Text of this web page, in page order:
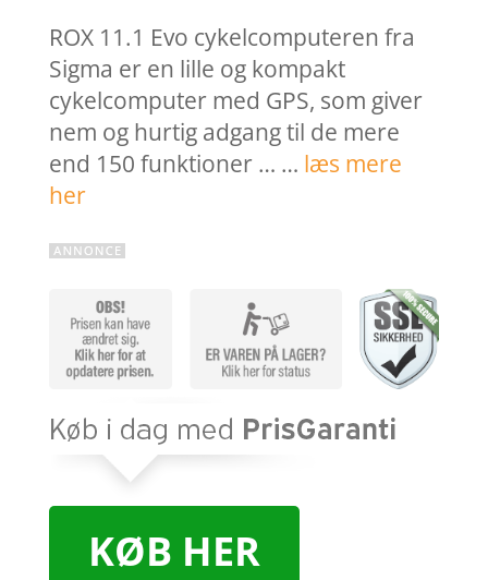
ROX 11.1 Evo cykelcomputeren fra
Sigma er en lille og kompakt
cykelcomputer med GPS, som giver
nem og hurtig adgang til de mere
end 150 funktioner … … læs mere
her
KØB HER